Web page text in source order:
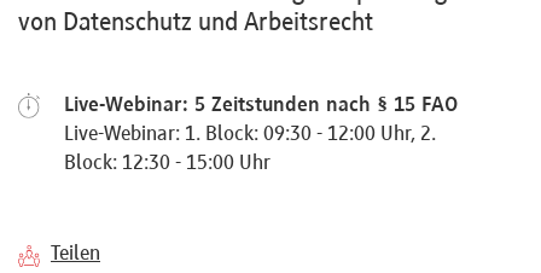
e-
Referenten
von Datenschutz und Arbeitsrecht
Live-Webinar: 5 Zeitstunden nach § 15 FAO
Live-Webinar: 1. Block: 09:30 - 12:00 Uhr, 2.
Block: 12:30 - 15:00 Uhr
Teilen